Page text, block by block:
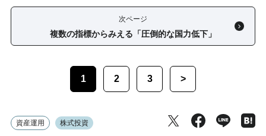
次ページ
複数の指標からみえる「圧倒的な国力低下」
1 2 3 >
資産運用 株式投資